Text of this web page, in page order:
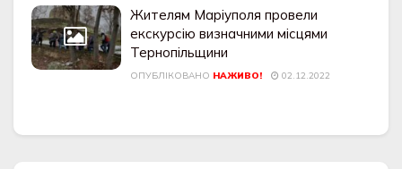
Жителям Маріуполя провели
екскурсію визначними місцями
Тернопільщини
ОПУБЛІКОВАНО НАЖИВО! 02.12.2022